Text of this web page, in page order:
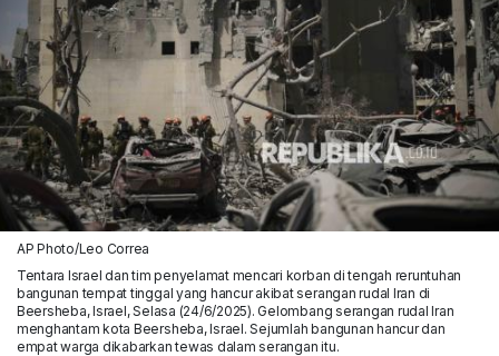
AP Photo/Leo Correa
Tentara Israel dan tim penyelamat mencari korban di tengah reruntuhan
bangunan tempat tinggal yang hancur akibat serangan rudal Iran di
Beersheba, Israel, Selasa (24/6/2025). Gelombang serangan rudal Iran
menghantam kota Beersheba, Israel. Sejumlah bangunan hancur dan
empat warga dikabarkan tewas dalam serangan itu.